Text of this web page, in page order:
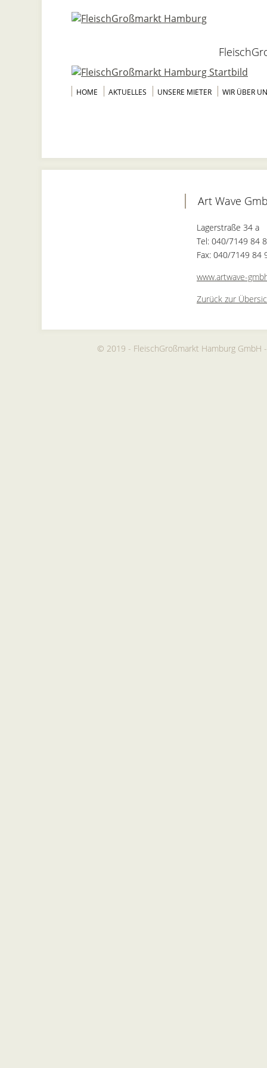
HOME AKTUELLES UNSERE MIETER WIR ÜBER
Art Wave
Lagerstraße 34 a
Tel: 040/7149 84
Fax: 040/7149 84
www.artwave-
Zurück zur
© 2019 - FleischGroßmarkt Hamburg